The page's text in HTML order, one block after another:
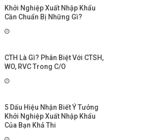
Khởi Nghiệp Xuất Nhập Khẩu
Cần Chuẩn Bị Những Gì?
CTH Là Gì? Phân Biệt Với CTSH,
WO, RVC Trong C/O
5 Dấu Hiệu Nhận Biết Ý Tưởng
Khởi Nghiệp Xuất Nhập Khẩu
Của Bạn Khả Thi